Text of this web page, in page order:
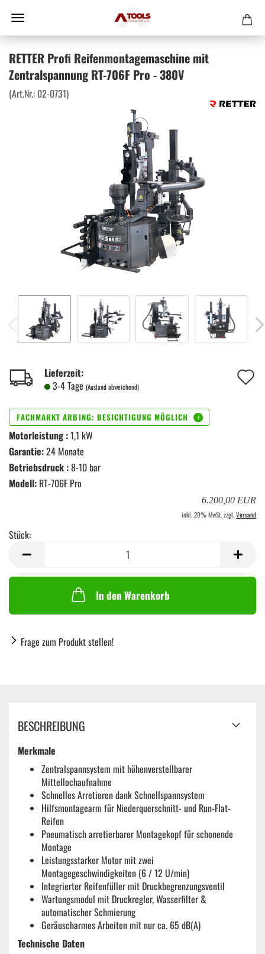
RETTER Profi Reifenmontagemaschine mit
Zentralspannung RT-706F Pro - 380V
(Art.Nr.: 02-0731)
Lieferzeit:
3-4 Tage (Ausland abweichend)
Motorleistung :1,1 kW
Garantie:24 Monate
Betriebsdruck :8-10 bar
Modell: RT-706F Pro
6.200,00 EUR
inkl. 20% MwSt. zzgl.Versand
Stück:
In den Warenkorb
Frage zum Produkt stellen!
BESCHREIBUNG
Merkmale
Zentralspannsystem mit höhenverstellbarer
Mittellochaufnahme
Schnelles Arretieren dank Schnellspannsystem
Hilfsmontagearm für Niederquerschnitt- und Run-Flat-
Reifen
Pneumatisch arretierbarer Montagekopf für schonende
Montage
Leistungsstarker Motor mit zwei
Montagegeschwindigkeiten (6 / 12 U/min)
Integrierter Reifenfüller mit Druckbegrenzungsventil
Wartungsmodul mit Druckregler, Wasserfilter &
automatischer Schmierung
Geräuscharmes Arbeiten mit nur ca. 65 dB(A)
Technische Daten